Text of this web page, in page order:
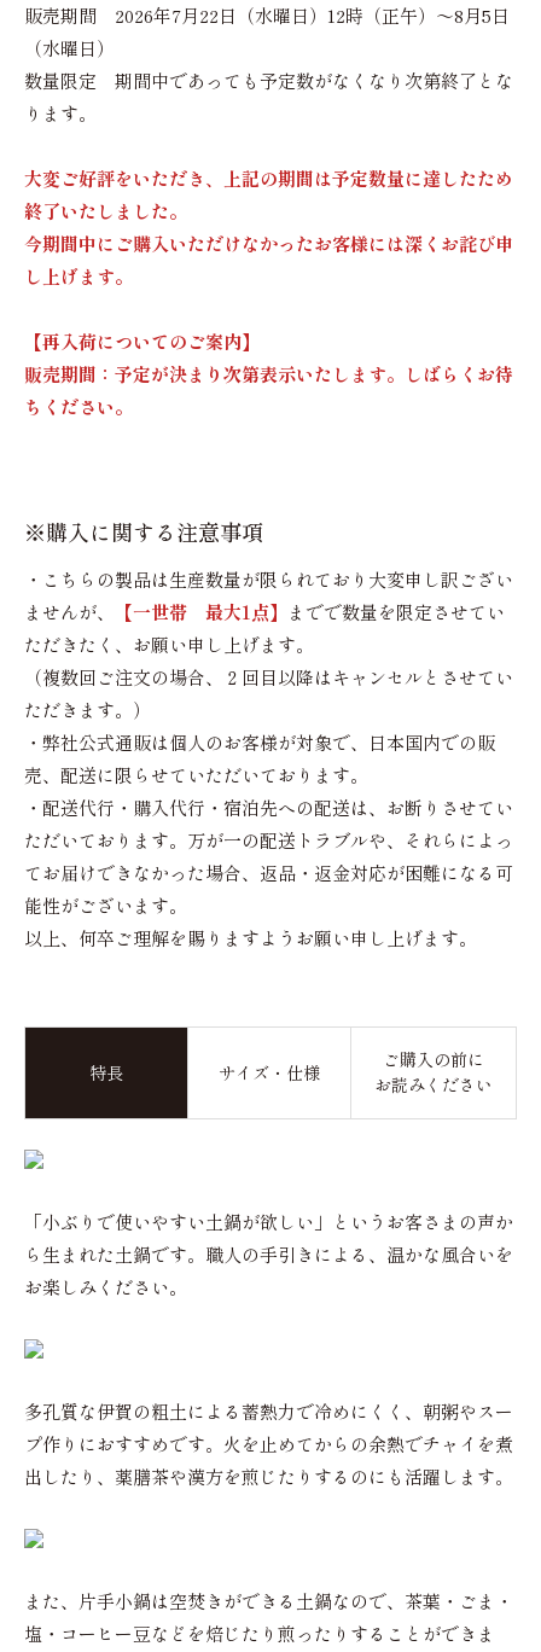
販売期間 2026年7月22日（水曜日）12時（正午）～8月5日
（水曜日）
数量限定 期間中であっても予定数がなくなり次第終了とな
ります。
大変ご好評をいただき、上記の期間は予定数量に達したため
終了いたしました。
今期間中にご購入いただけなかったお客様には深くお詫び申
し上げます。
【再入荷についてのご案内】
販売期間：予定が決まり次第表示いたします。しばらくお待
ちください。
※購入に関する注意事項
・こちらの製品は生産数量が限られており大変申し訳ござい
ませんが、
【一世帯 最大1点】 までで数量を限定させてい
ただきたく、お願い申し上げます。
（複数回ご注文の場合、２回目以降はキャンセルとさせてい
ただきます。）
・弊社公式通販は個人のお客様が対象で、日本国内での販
売、配送に限らせていただいております。
・配送代行・購入代行・宿泊先への配送は、お断りさせてい
ただいております。万が一の配送トラブルや、それらによっ
てお届けできなかった場合、返品・返金対応が困難になる可
能性がございます。
以上、何卒ご理解を賜りますようお願い申し上げます。
特長 サイズ・仕様
ご購入の前に
お読みください
「小ぶりで使いやすい土鍋が欲しい」というお客さまの声か
ら生まれた土鍋です。職人の手引きによる、温かな風合いを
お楽しみください。
多孔質な伊賀の粗土による蓄熱力で冷めにくく、朝粥やスー
プ作りにおすすめです。火を止めてからの余熱でチャイを煮
出したり、薬膳茶や漢方を煎じたりするのにも活躍します。
また、片手小鍋は空焚きができる土鍋なので、茶葉・ごま・
塩・コーヒー豆などを焙じたり煎ったりすることができま